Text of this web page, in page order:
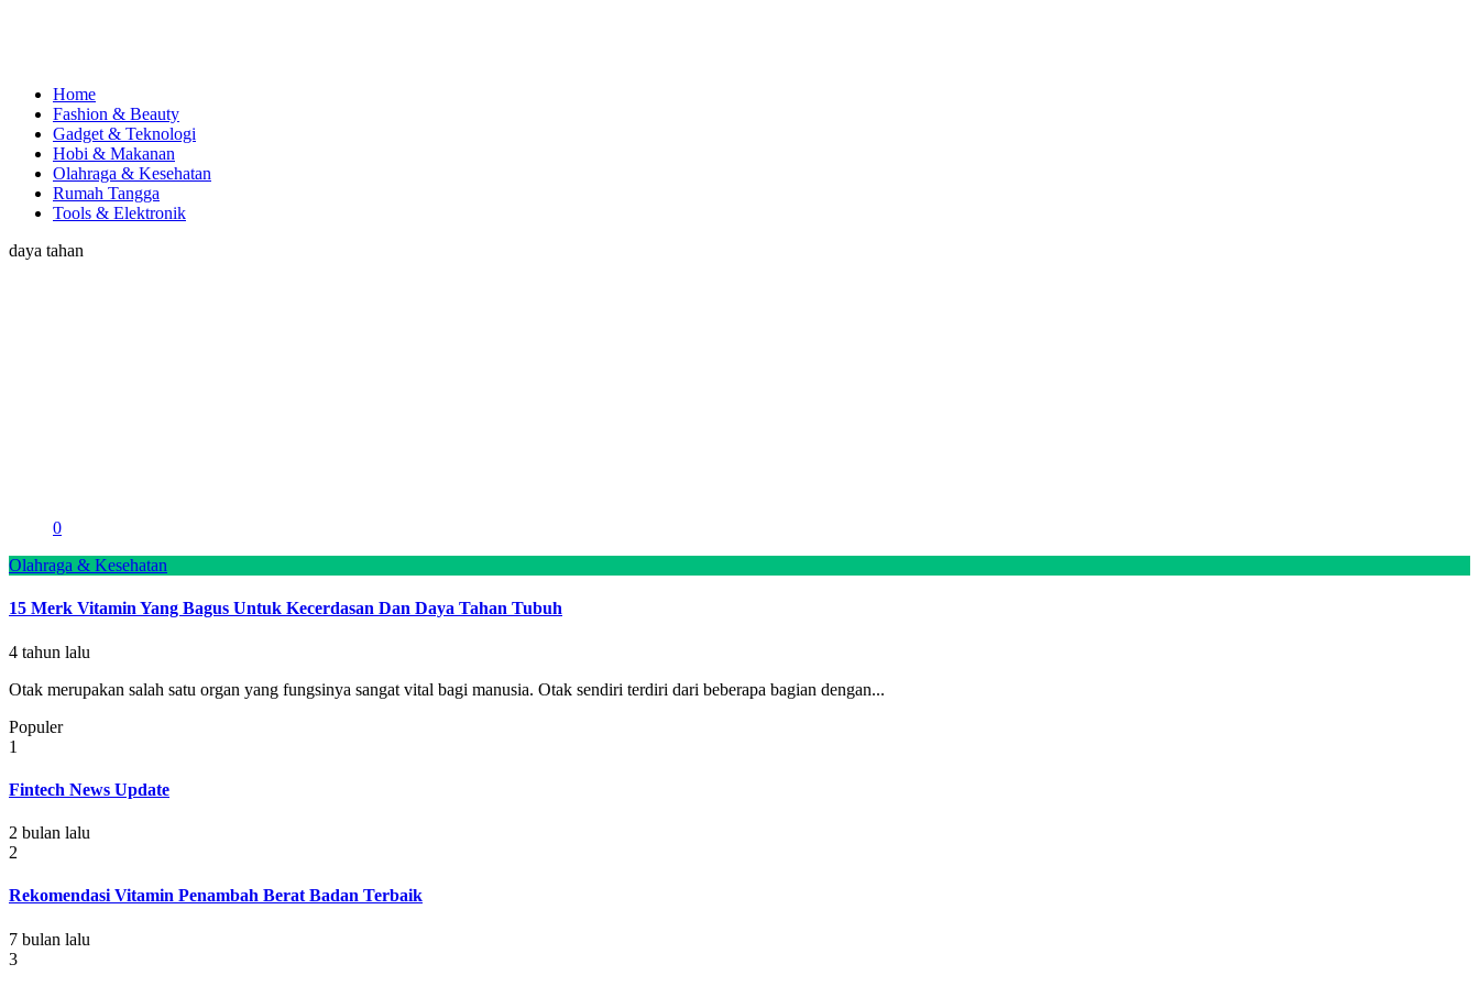
Home
Fashion & Beauty
Gadget & Teknologi
Hobi & Makanan
Olahraga & Kesehatan
Rumah Tangga
Tools & Elektronik
daya tahan
0
Olahraga & Kesehatan
15 Merk Vitamin Yang Bagus Untuk Kecerdasan Dan Daya Tahan Tubuh
4 tahun lalu
Otak merupakan salah satu organ yang fungsinya sangat vital bagi manusia. Otak sendiri terdiri dari beberapa bagian dengan...
Populer
1
Fintech News Update
2 bulan lalu
2
Rekomendasi Vitamin Penambah Berat Badan Terbaik
7 bulan lalu
3